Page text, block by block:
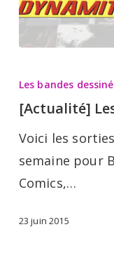
Les
sorties
24
juin
2015
Les bandes
[Actualité]
Voici les
semaine pour
Comics,…
23 juin 2015